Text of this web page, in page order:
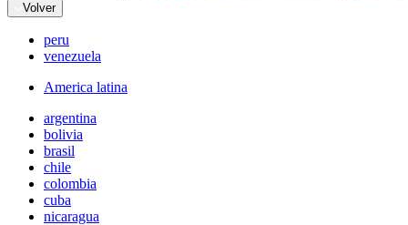
Volver
peru
venezuela
America latina
argentina
bolivia
brasil
chile
colombia
cuba
nicaragua